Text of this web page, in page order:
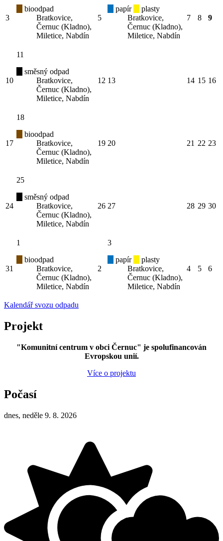
3
bioodpad
Bratkovice,
Černuc (Kladno),
Miletice, Nabdín
5
papír
plasty
Bratkovice,
Černuc (Kladno),
Miletice, Nabdín
7 8 9
10
11
směsný odpad
Bratkovice,
Černuc (Kladno),
Miletice, Nabdín
12 13 14 15 16
17
18
bioodpad
Bratkovice,
Černuc (Kladno),
Miletice, Nabdín
19 20 21 22 23
24
25
směsný odpad
Bratkovice,
Černuc (Kladno),
Miletice, Nabdín
26 27 28 29 30
31
1
bioodpad
Bratkovice,
Černuc (Kladno),
Miletice, Nabdín
2
3
papír
plasty
Bratkovice,
Černuc (Kladno),
Miletice, Nabdín
4 5 6
Kalendář svozu odpadu
Projekt
"Komunitní centrum v obci Černuc" je spolufinancován
Evropskou unií.
Více o projektu
Počasí
dnes, neděle 9. 8. 2026